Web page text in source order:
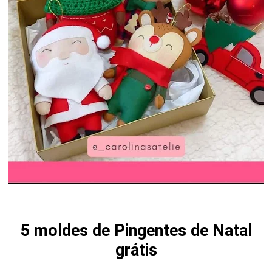
5 moldes de Pingentes de Natal
grátis